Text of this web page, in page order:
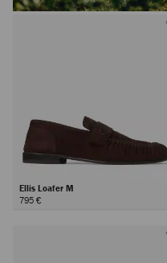
Ellis Loafer M
795 €